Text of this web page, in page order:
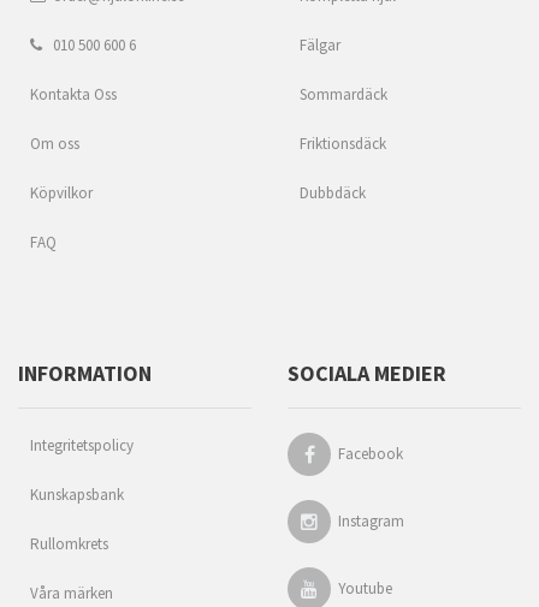
010 500 600 6
Kontakta Oss
Om oss
Köpvilkor
FAQ
Fälgar
Sommardäck
Friktionsdäck
Dubbdäck
INFORMATION
Integritetspolicy
Kunskapsbank
Rullomkrets
Våra märken
SOCIALA MEDIER
Facebook
Instagram
Youtube